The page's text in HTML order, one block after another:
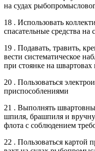
на судах
18 . Использовать
спасательные средства
19 . Подавать, травить,
вести систематическое
при стоянке на
20 . Пользоваться
приспособлениями
21 . Выполнять
шпиля, брашпиля и
флота с соблюдением
22 . Пользоваться картой